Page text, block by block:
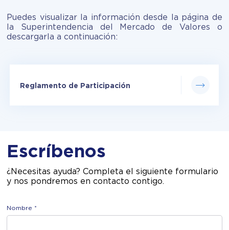
Puedes visualizar la información desde la página de
la Superintendencia del Mercado de Valores o
descargarla a continuación:
Reglamento de Participación
Escríbenos
¿Necesitas ayuda? Completa el siguiente formulario
y nos pondremos en contacto contigo.
Nombre *